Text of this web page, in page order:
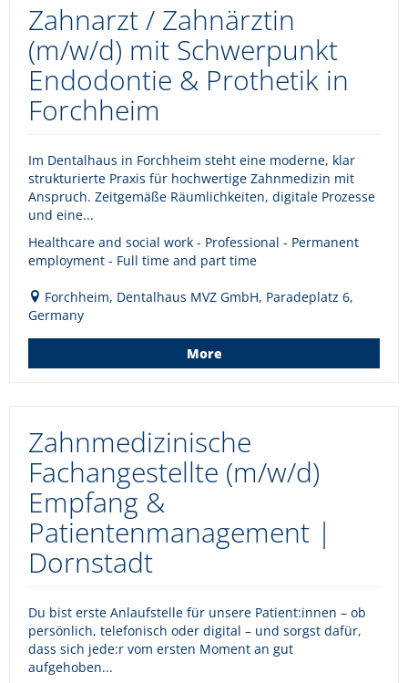
Zahnarzt / Zahnärztin
(m/w/d) mit Schwerpunkt
Endodontie & Prothetik in
Forchheim
Im Dentalhaus in Forchheim steht eine moderne, klar
strukturierte Praxis für hochwertige Zahnmedizin mit
Anspruch. Zeitgemäße Räumlichkeiten, digitale Prozesse
und eine...
Healthcare and social work - Professional - Permanent
employment - Full time and part time
Forchheim, Dentalhaus MVZ GmbH, Paradeplatz 6,
Germany
More
Zahnmedizinische
Fachangestellte (m/w/d)
Empfang &
Patientenmanagement |
Dornstadt
Du bist erste Anlaufstelle für unsere Patient:innen – ob
persönlich, telefonisch oder digital – und sorgst dafür,
dass sich jede:r vom ersten Moment an gut
aufgehoben...